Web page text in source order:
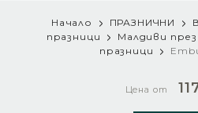
Начало ПРАЗНИЧНИ
празници
Малдиви
празници
Цена от